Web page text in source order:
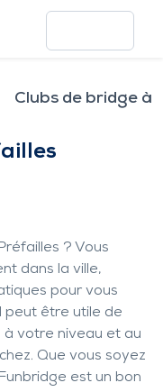
Clubs de bridge à
? Vous
dans la ville,
pour vous
peut être utile de
à votre niveau et au
Que vous soyez
est un bon